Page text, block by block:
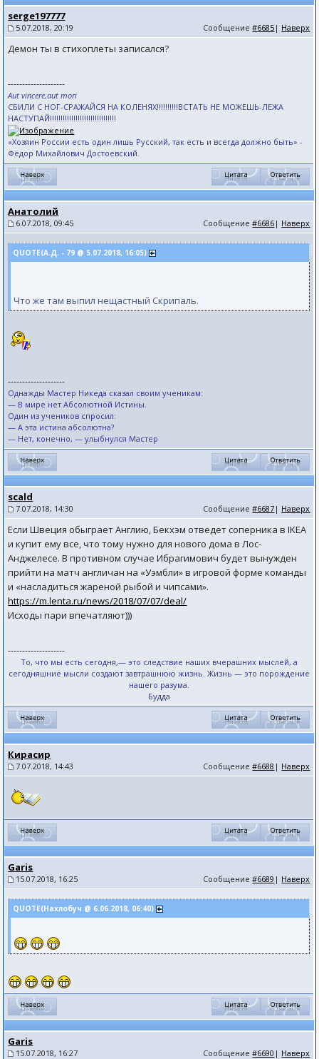
serge197777
5.07.2018, 20:19 Сообщение#6685 | Наверх
Демон ты в стихоплеты записался?
--------------------
Aut vincere,aut mori
СБИЛИ С НОГ-СРАЖАЙСЯ НА КОЛЕНЯХ!!!!!!!!!!ВСТАТЬ НЕ МОЖЕШЬ-ЛЕЖА
НАСТУПАЙ!!!!!!!!!!!!!!!!!!!!!!!!!!!!!!!
«Хозяин России есть один лишь Русский, так есть и всегда должно быть» -
Фёдор Михайлович Достоевский.
Анатолий
6.07.2018, 09:45 Сообщение#6686 | Наверх
QUOTE(А.Д. - 79 @ 5.07.2018, 16:05)
Что же там выпил нещастный Скрипаль.
--------------------
Однажды Мастер Никеда сказал своим ученикам:
— В мире нет Абсолютной Истины.
Один из учеников спросил:
— А эта истина абсолютна?
— Нет, конечно, — улыбнулся Мастер
scald
7.07.2018, 14:30 Сообщение#6687 | Наверх
Если Швеция обыграет Англию, Бекхэм отведет соперника в IKEA
и купит ему все, что тому нужно для нового дома в Лос-
Анджелесе. В противном случае Ибрагимович будет вынужден
прийти на матч англичан на «Уэмбли» в игровой форме команды
и «насладиться жареной рыбой и чипсами».
https://m.lenta.ru/news/2018/07/07/deal/
Исходы пари впечатляют)))
--------------------
То, что мы есть сегодня,— это следствие наших вчерашних мыслей, а
сегодняшние мысли создают завтрашнюю жизнь. Жизнь — это порождение
нашего разума.
Будда
Кирасир
7.07.2018, 14:43 Сообщение#6688 | Наверх
Garis
15.07.2018, 16:25 Сообщение#6689 | Наверх
QUOTE(Нахлобуч @ 6.06.2018, 06:40)
Garis
15.07.2018, 16:27 Сообщение#6690 | Наверх